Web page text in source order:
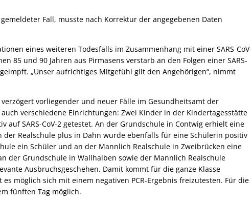
Fall, musste nach Korrektur der angegebenen Daten
eines weiteren Todesfalls im Zusammenhang mit einer SARS-CoV-
85 und 90 Jahren aus Pirmasens verstarb an den Folgen einer SARS-
„Unser aufrichtiges Mitgefühl gilt den Angehörigen“, nimmt
vorliegender und neuer Fälle im Gesundheitsamt der
verschiedene Einrichtungen: Zwei Kinder in der Kindertagesstätte
auf SARS-CoV-2 getestet. An der Grundschule in Contwig erhielt eine
der Realschule plus in Dahn wurde ebenfalls für eine Schülerin positiv
ein Schüler und an der Mannlich Realschule in Zweibrücken eine
der Grundschule in Wallhalben sowie der Mannlich Realschule
Ausbruchsgeschehen. Damit kommt für die ganze Klasse
möglich sich mit einem negativen PCR-Ergebnis freizutesten. Für die
fünften Tag möglich.